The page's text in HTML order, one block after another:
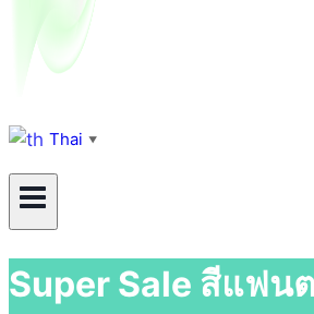
Thai ▼
Super Sale สีแฟน